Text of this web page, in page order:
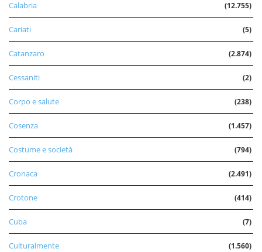
Calabria (12.755)
Cariati (5)
Catanzaro (2.874)
Cessaniti (2)
Corpo e salute (238)
Cosenza (1.457)
Costume e società (794)
Cronaca (2.491)
Crotone (414)
Cuba (7)
Culturalmente (1.560)